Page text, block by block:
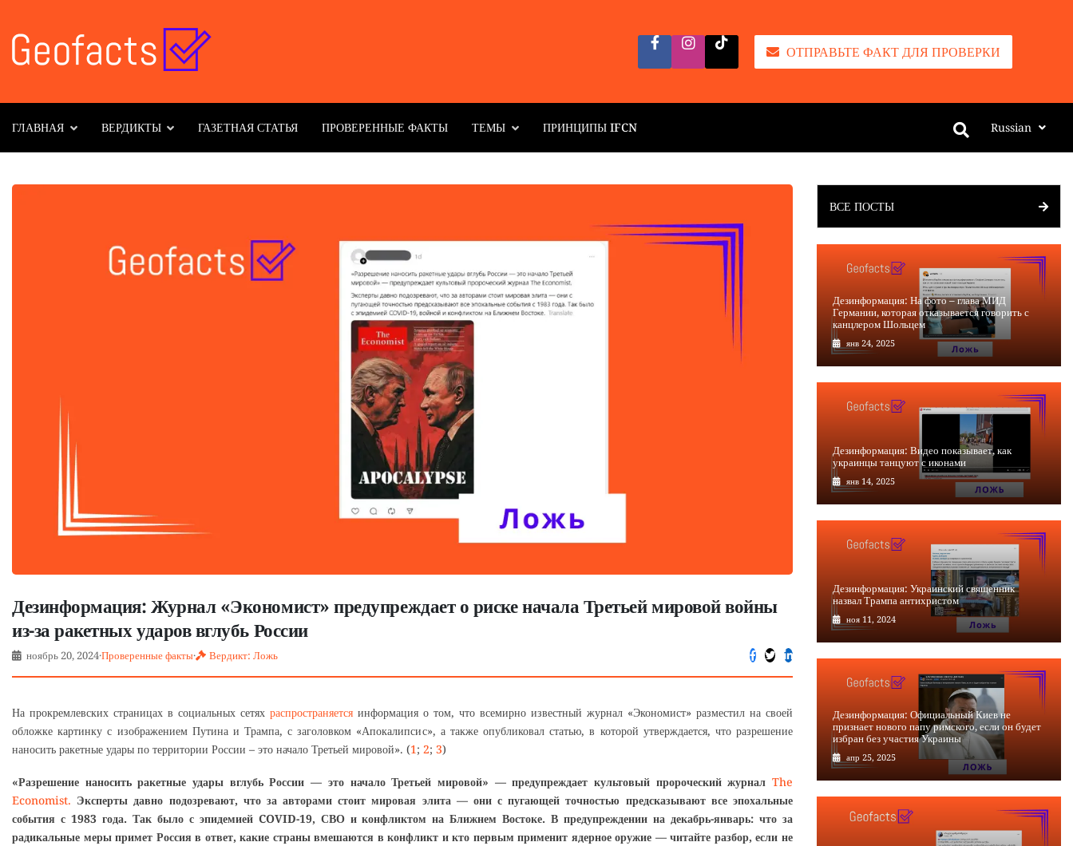
ОТПРАВЬТЕ ФАКТ ДЛЯ ПРОВЕРКИ
ГЛАВНАЯ ВЕРДИКТЫ ГАЗЕТНАЯ СТАТЬЯ ПРОВЕРЕННЫЕ ФАКТЫ ТЕМЫ ПРИНЦИПЫ IFCN Russian
Дезинформация: Журнал «Экономист» предупреждает о риске начала Третьей мировой войны
из-за ракетных ударов вглубь России
ноябрь 20, 2024·Проверенные факты· Вердикт: Ложь
На прокремлевских страницах в социальных сетях распространяется информация о том, что всемирно известный журнал «Экономист» разместил на своей
обложке картинку с изображением Путина и Трампа, с заголовком «Апокалипсис», а также опубликовал статью, в которой утверждается, что разрешение
наносить ракетные удары по территории России – это начало Третьей мировой». (1; 2; 3)
«Разрешение наносить ракетные удары вглубь России — это начало Третьей мировой» — предупреждает культовый пророческий журнал The
Economist. Эксперты давно подозревают, что за авторами стоит мировая элита — они с пугающей точностью предсказывают все эпохальные
события с 1983 года. Так было с эпидемией COVID-19, СВО и конфликтом на Ближнем Востоке. В предупреждении на декабрь-январь: что за
радикальные меры примет Россия в ответ, какие страны вмешаются в конфликт и кто первым применит ядерное оружие — читайте разбор, если не
ВСЕ ПОСТЫ
Дезинформация: На фото – глава МИД
Германии, которая отказывается говорить с
канцлером Шольцем
янв 24, 2025
Дезинформация: Видео показывает, как
украинцы танцуют с иконами
янв 14, 2025
Дезинформация: Украинский священник
назвал Трампа антихристом
ноя 11, 2024
Дезинформация: Официальный Киев не
признает нового папу римского, если он будет
избран без участия Украины
апр 25, 2025